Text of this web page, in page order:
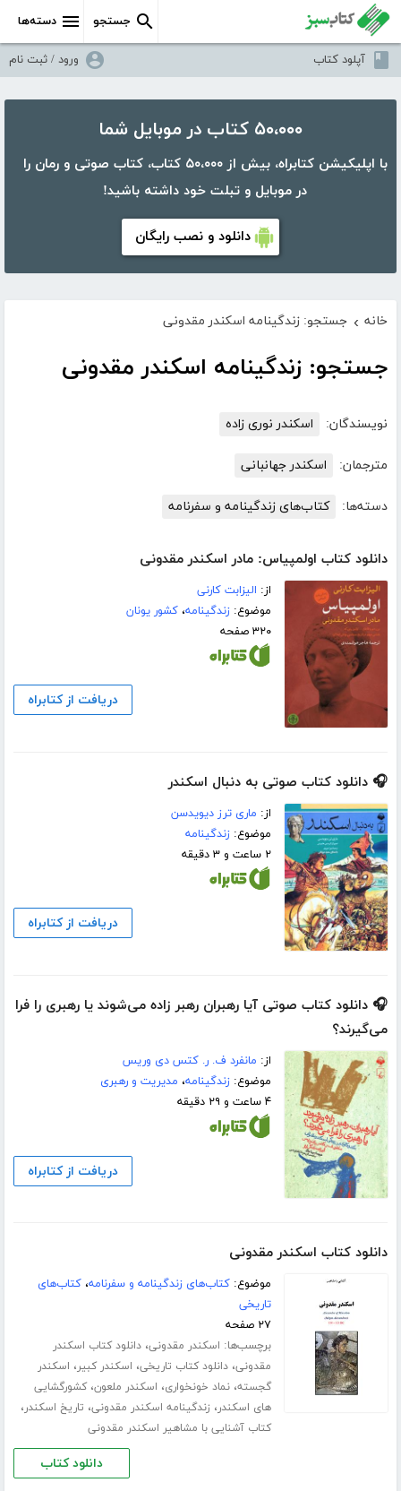
دسته‌ها جستجو
آپلود کتاب ورود / ثبت نام
۵۰،۰۰۰ کتاب در موبایل شما
با اپلیکیشن کتابراه، بیش از ۵۰،۰۰۰ کتاب، کتاب صوتی و رمان را
در موبایل و تبلت خود داشته باشید!
دانلود و نصب رایگان
خانه › جستجو: زندگینامه اسکندر مقدونی
جستجو: زندگینامه اسکندر مقدونی
نویسندگان: اسکندر نوری زاده
مترجمان: اسکندر جهانبانی
دسته‌ها: کتاب‌های زندگینامه و سفرنامه
دانلود کتاب اولمپیاس: مادر اسکندر مقدونی
از: الیزابت کارنی
موضوع:زندگینامه،کشور یونان
۳۲۰ صفحه
دریافت از کتابراه
🎧 دانلود کتاب صوتی به دنبال اسکندر
از: ماری ترز دیویدسن
موضوع:زندگینامه
۲ ساعت و ۳ دقیقه
دریافت از کتابراه
🎧 دانلود کتاب صوتی آیا رهبران رهبر زاده می‌شوند یا رهبری را فرا
می‌گیرند؟
از: مانفرد ف. ر. کتس دی وریس
موضوع:زندگینامه، مدیریت و رهبری
۴ ساعت و ۲۹ دقیقه
دریافت از کتابراه
دانلود کتاب اسکندر مقدونی
موضوع:کتاب‌های زندگینامه و سفرنامه،کتاب‌های
تاریخی
۲۷ صفحه
برچسب‌ها: اسکندر مقدونی،دانلود کتاب اسکندر
مقدونی،دانلود کتاب تاریخی، اسکندر کبیر، اسکندر
گجسته،نماد خونخواری، اسکندر ملعون،کشورگشایی
های اسکندر، زندگینامه اسکندر مقدونی، تاریخ اسکندر،
کتاب آشنایی با مشاهیر اسکندر مقدونی
دانلود کتاب